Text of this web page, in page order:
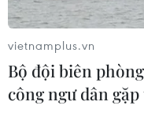
Khởi tố, truy nã 3
động nhằm lật đổ
07/08/2026 13:51
vietnamplus.vn
Bộ đội biên
công ngư dân